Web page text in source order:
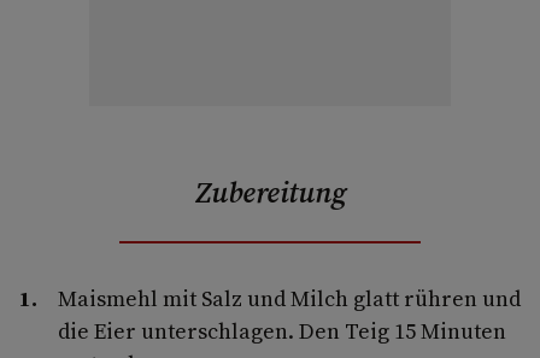
Zubereitung
Maismehl mit Salz und Milch glatt rühren und
die Eier unterschlagen. Den Teig 15 Minuten